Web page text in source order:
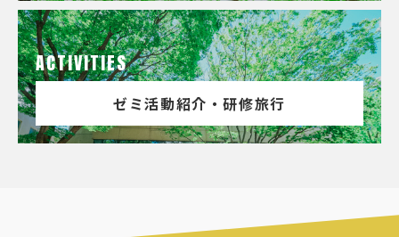
ACTIVITIES
ゼミ活動紹介・研修旅行